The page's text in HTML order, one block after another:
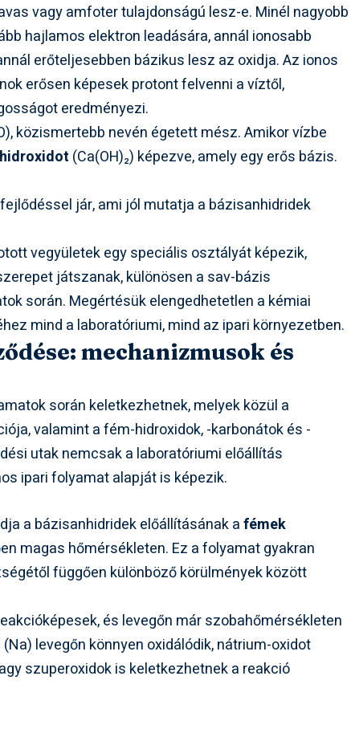
vagy amfoter tulajdonságú lesz-e. Minél nagyobb
hajlamos elektron leadására, annál ionosabb
erőteljesebben bázikus lesz az oxidja. Az ionos
erősen képesek protont felvenni a víztől,
eredményezi.
közismertebb nevén égetett mész. Amikor vízbe
(Ca(OH)₂) képezve, amely egy erős bázis.
jár, ami jól mutatja a bázisanhidridek
vegyületek egy speciális osztályát képezik,
játszanak, különösen a sav-bázis
során. Megértésük elengedhetetlen a kémiai
mind a laboratóriumi, mind az ipari környezetben.
mechanizmusok és
során keletkezhetnek, melyek közül a
valamint a fém-hidroxidok, -karbonátok és -
utak nemcsak a laboratóriumi előállítás
ipari folyamat alapját is képezik.
a bázisanhidridek előállításának afémek
magas hőmérsékleten. Ez a folyamat gyakran
függően különböző körülmények között
és levegőn már szobahőmérsékleten
levegőn könnyen oxidálódik, nátrium-oxidot
szuperoxidok is keletkezhetnek a reakció